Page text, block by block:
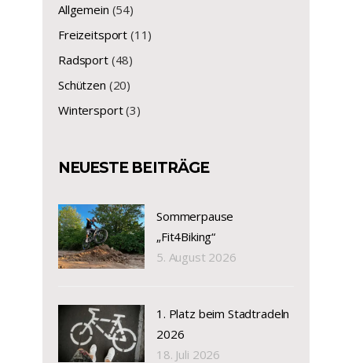
Allgemein (54)
Freizeitsport (11)
Radsport(48)
Schützen (20)
Wintersport(3)
NEUESTE BEITRÄGE
Sommerpause
„Fit4Biking“
5. August 2026
1. Platz beim Stadtradeln
2026
18. Juli 2026